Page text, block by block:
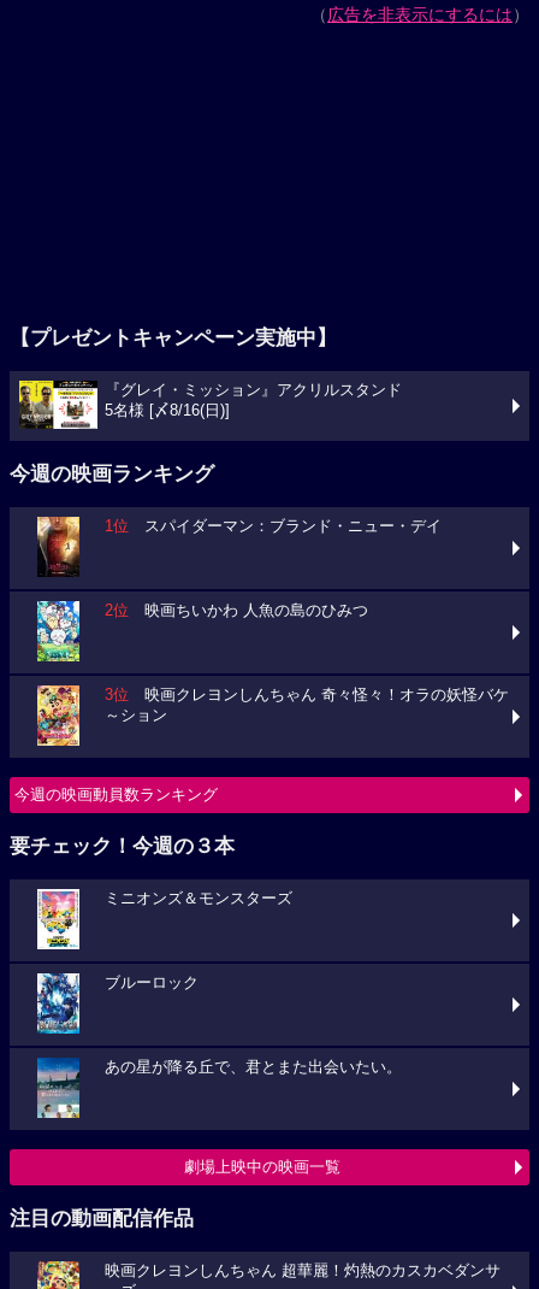
（広告を非表示にするには）
【プレゼントキャンペーン実施中】
『グレイ・ミッション』アクリルスタンド
5名様 [〆8/16(日)]
今週の映画ランキング
1位 スパイダーマン：ブランド・ニュー・デイ
2位 映画ちいかわ 人魚の島のひみつ
3位 映画クレヨンしんちゃん 奇々怪々！オラの妖怪バケ
～ション
今週の映画動員数ランキング
要チェック！今週の３本
ミニオンズ＆モンスターズ
ブルーロック
あの星が降る丘で、君とまた出会いたい。
劇場上映中の映画一覧
注目の動画配信作品
映画クレヨンしんちゃん 超華麗！灼熱のカスカベダンサ